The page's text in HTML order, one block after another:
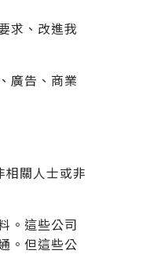
求、改進我
廣告、商業
關人士或非
。這些公司
。但這些公